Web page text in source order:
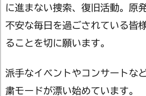
に進まない捜索、復旧活動。原
不安な毎日を過ごされている皆
ることを切に願います。
派手なイベントやコンサートな
粛モードが漂い始めています。